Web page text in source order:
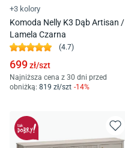
+3 kolory
Komoda Nelly K3 Dąb Artisan /
Lamela Czarna
(4.7)
699zł/szt
Najniższa cena z 30 dni przed
obniżką: 819 zł/szt -14%